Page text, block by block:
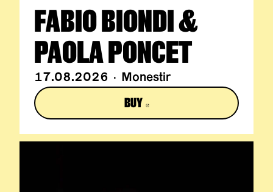
FABIO BIONDI &
PAOLA PONCET
17.08.2026 · Monestir
BUY ABRE EN NUEVA VENTANA